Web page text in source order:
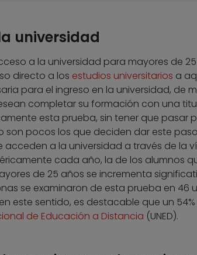
universidad
a la universidad para mayores de 25
directo a los estudios universitarios a
para el ingreso en la universidad, de
completar su formación con una
esta prueba, sin tener que pasar
son pocos los que deciden dar este
acceden a la universidad a través de la
cada año, la de los alumnos
de 25 años se incrementa
se examinaron de esta prueba en 46
este sentido, es destacable que un
de Educación a Distancia (UNED).